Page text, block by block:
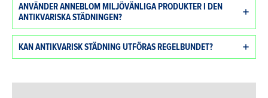
ANVÄNDER ANNEBLOM MILJÖVÄNLIGA PRODUKTER I DEN
ANTIKVARISKA STÄDNINGEN?
KAN ANTIKVARISK STÄDNING UTFÖRAS REGELBUNDET?